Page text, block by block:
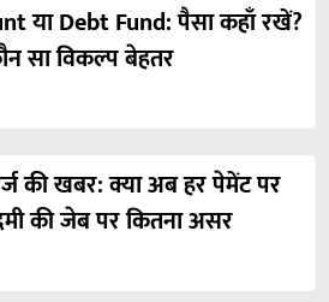
या Debt Fund: पैसा कहाँ रखें?
सा विकल्प बेहतर
की खबर: क्या अब हर पेमेंट पर
की जेब पर कितना असर